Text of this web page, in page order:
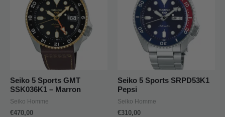
Seiko 5 Sports GMT
SSK036K1 – Marron
Seiko Homme
€470,00
Seiko 5 Sports SRPD53K1
Pepsi
Seiko Homme
€310,00